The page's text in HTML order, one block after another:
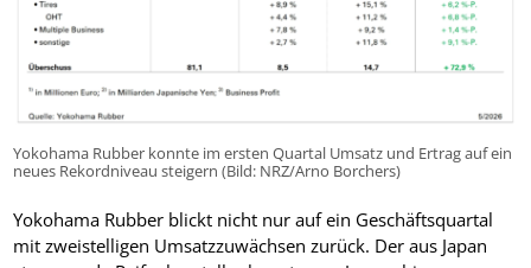
Yokohama Rubber konnte im ersten Quartal Umsatz und Ertrag auf ein
neues Rekordniveau steigern (Bild: NRZ/Arno Borchers)
Yokohama Rubber blickt nicht nur auf ein Geschäftsquartal
mit zweistelligen Umsatzzuwächsen zurück. Der aus Japan